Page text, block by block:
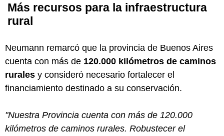
Más recursos para la infraestructura
rural
Neumann remarcó que la provincia de Buenos Aires
cuenta con más de 120.000 kilómetros de caminos
rurales y consideró necesario fortalecer el
financiamiento destinado a su conservación.
"Nuestra Provincia cuenta con más de 120.000
kilómetros de caminos rurales. Robustecer el